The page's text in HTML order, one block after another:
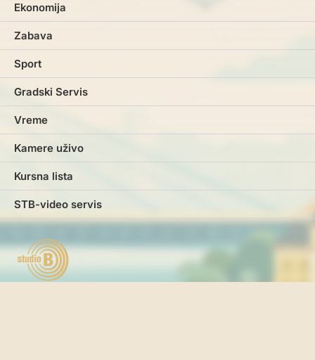
Ekonomija
Zabava
Sport
Gradski Servis
Vreme
Kamere uživo
Kursna lista
STB-video servis